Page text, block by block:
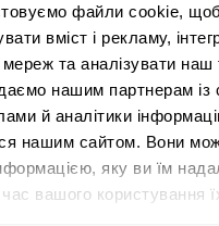
файли cookie, щоб
вміст і рекламу,
мереж та аналізувати
нашим партнерам із
й аналітики
нашим сайтом. Вони
яку ви їм
час вашого користування
агенції. Якщо
або вакансія має
послугами
кандидатів у галузі.
групах.
мережеві